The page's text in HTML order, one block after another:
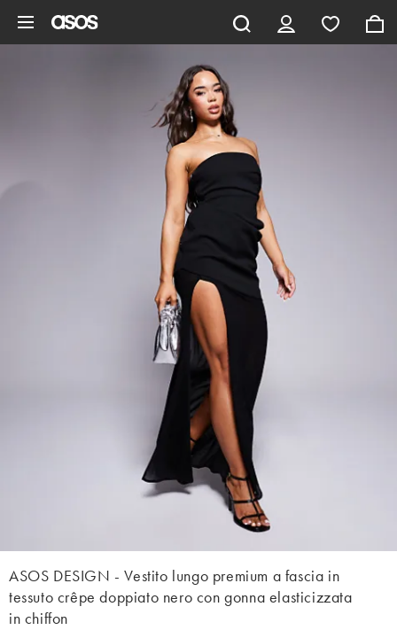
ASOS DESIGN - Vestito lungo premium a fascia in
tessuto crêpe doppiato nero con gonna elasticizzata
in chiffon